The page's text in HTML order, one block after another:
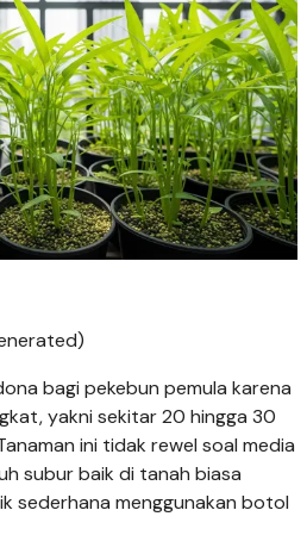
bagi pekebun pemula karena
yakni sekitar 20 hingga 30
ini tidak rewel soal media
subur baik di tanah biasa
sederhana menggunakan botol